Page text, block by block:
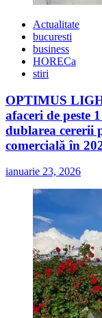
Actualitate
bucuresti
business
HORECa
stiri
OPTIMUS
afaceri de peste
dublarea cererii
comercială în
ianuarie 23, 2026